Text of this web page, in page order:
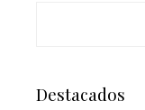
Destacados